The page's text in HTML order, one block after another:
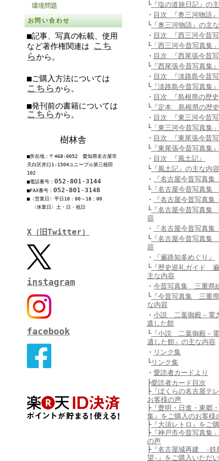
環境問題
お問い合わせ
■記事、写真の転載、使用
など著作権関連は こち
らから。
■ご購入方法については
こちら から。
■発刊前の書籍については
こちら から。
樹林舎
■所在地：〒468-0052 愛知県名古屋市
天白区井口1-1504ユニーブル第三植田
102
■電話番号： 052-801-3144
■FAX番号： 052-801-3148
■〈営業日〉平日10：00～18：00
〈休業日〉土・日・祝日
X（旧Twitter）
instagram
facebook
└『塩の道旅日記』の
・ 目次 『奥三河物語』
└『奥三河物語』の主
・ 目次 『西三河今昔
└「西三河今昔写真集
・ 目次 『西尾張今昔
└『西尾張今昔写真集
・ 目次 『淡路島今昔
└『淡路島今昔写真集
・ 目次 『島根県の歴
└『定本 島根県の歴
・ 目次 『東三河今昔
└「東三河今昔写真集
・ 目次 『東尾張今昔
└『東尾張今昔写真集
・ 目次 『風土記』
└『風土記』の主な内容
・
『名古屋今昔写真
└『名古屋今昔写真集
・
『名古屋今昔写真
└『名古屋今昔写真集
容
・
『名古屋今昔写真
└『名古屋今昔写真集
容
・
『遍路知多めぐり』
└『歴史巡礼ガイド
主な内容
・ 今昔写真集 三重県
└『今昔写真集 三重
な内容
・ 小説 二葉御殿－電
遺した館
└『小説 二葉御殿－
遺した館』の主な内容
・ リンク集
└リンク集
・ 愛読者カードより
├愛読者カード目次
├『ぼくらの名古屋テ
お客様の声
├『豊明・日進・東郷
集』をご購入のお客様
├『大須レトロ』をご
├『神戸市今昔写真集
の声
├『名古屋城再建 -鉄
望-』をご購入いただ